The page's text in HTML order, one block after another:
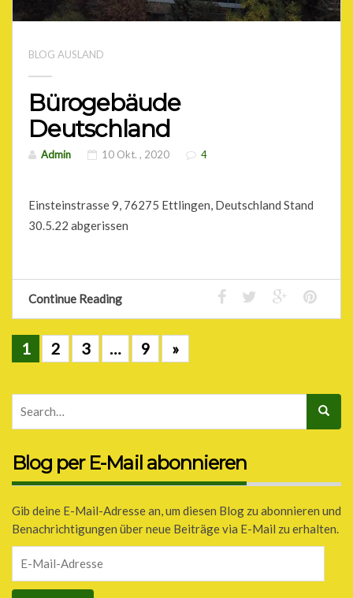
BLOG AUSLAND
Bürogebäude
Deutschland
Admin 10 Okt. , 2020 4
Einsteinstrasse 9, 76275 Ettlingen, Deutschland Stand
30.5.22 abgerissen
Continue Reading
1 2 3 … 9 »
Blog per E-Mail abonnieren
Gib deine E-Mail-Adresse an, um diesen Blog zu abonnieren und
Benachrichtigungen über neue Beiträge via E-Mail zu erhalten.
Mail-
Adresse